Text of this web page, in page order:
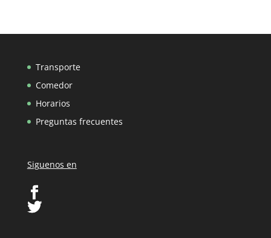
Transporte
Comedor
Horarios
Preguntas frecuentes
Siguenos en